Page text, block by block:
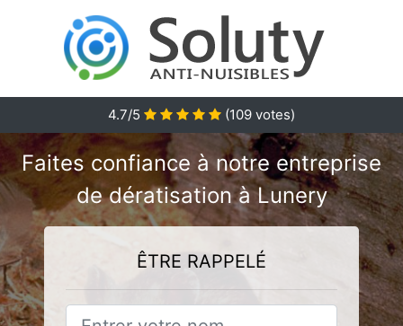
4.7/5 (109 votes)
Faites confiance à notre entreprise
de dératisation à Lunery
ÊTRE RAPPELÉ